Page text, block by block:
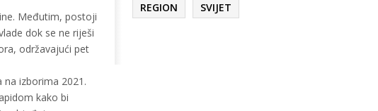
Međutim, postoji
dok se ne riješi
održavajući pet
izborima 2021.
kako bi
REGION SVIJET